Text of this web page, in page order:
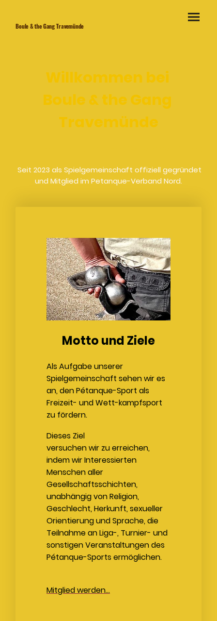
Boule & the Gang Travemünde
Willkommen bei
Boule & the Gang
Travemünde
Seit 2023 als Spielgemeinschaft offiziell gegründet
und Mitglied im Petanque-Verband Nord.
Motto und Ziele
Als Aufgabe unserer
Spielgemeinschaft sehen wir es
an, den Pétanque-Sport als
Freizeit- und Wett-kampfsport
zu fördern.
Dieses Ziel
versuchen wir zu erreichen,
indem wir Interessierten
Menschen aller
Gesellschaftsschichten,
unabhängig von Religion,
Geschlecht, Herkunft, sexueller
Orientierung und Sprache, die
Teilnahme an Liga-, Turnier- und
sonstigen Veranstaltungen des
Pétanque-Sports ermöglichen.
Mitglied werden...